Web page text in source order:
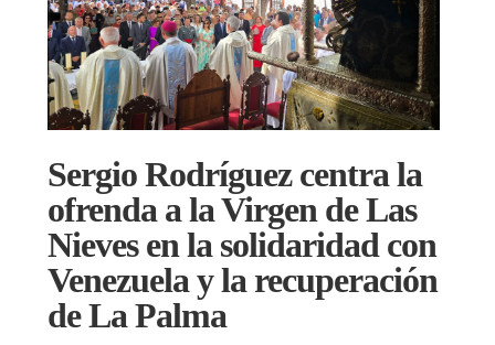
Sergio Rodríguez centra la
ofrenda a la Virgen de Las
Nieves en la solidaridad con
Venezuela y la recuperación
de La Palma